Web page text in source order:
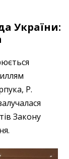
України:
Р.
Закону